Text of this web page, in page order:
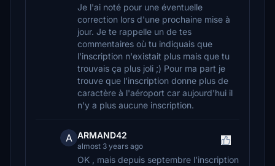
Je l'ai noté pour une éventuelle
correction lors d'une prochaine mise à
jour. Je te rappelle un de tes
commentaires où tu indiquais que
l'inscription n'existait plus mais que tu
trouvais ça plus joli ;) Pour ma part je
trouve que l'inscription donne plus de
caractère à l'aéroport car aujourd'hui il
n'y a plus aucune inscription.
A ARMAND42
almost 3 years ago
OK , mais depuis septembre l'inscription